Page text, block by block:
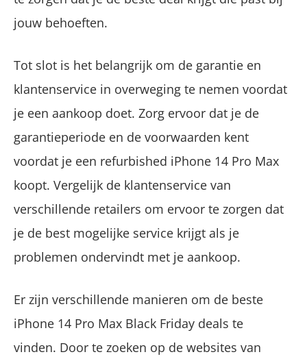
jouw behoeften.
Tot slot is het belangrijk om de garantie en
klantenservice in overweging te nemen voordat
je een aankoop doet. Zorg ervoor dat je de
garantieperiode en de voorwaarden kent
voordat je een refurbished iPhone 14 Pro Max
koopt. Vergelijk de klantenservice van
verschillende retailers om ervoor te zorgen dat
je de best mogelijke service krijgt als je
problemen ondervindt met je aankoop.
Er zijn verschillende manieren om de beste
iPhone 14 Pro Max Black Friday deals te
vinden. Door te zoeken op de websites van